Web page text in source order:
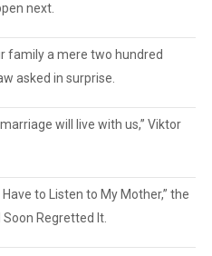
next.
family a mere two hundred
asked in surprise.
will live with us,” Viktor
to Listen to My Mother,” the
Regretted It.